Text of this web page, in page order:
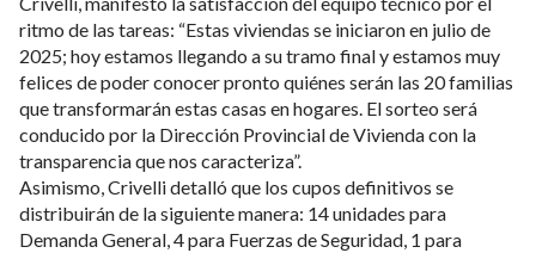
ritmo de las tareas: “Estas viviendas se iniciaron en julio de
2025; hoy estamos llegando a su tramo final y estamos muy
felices de poder conocer pronto quiénes serán las 20 familias
que transformarán estas casas en hogares. El sorteo será
conducido por la Dirección Provincial de Vivienda con la
transparencia que nos caracteriza”.
Asimismo, Crivelli detalló que los cupos definitivos se
distribuirán de la siguiente manera: 14 unidades para
Demanda General, 4 para Fuerzas de Seguridad, 1 para